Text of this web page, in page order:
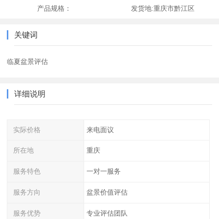
产品规格： 发货地:重庆市黔江区
关键词
临夏盆景评估
详细说明
实际价格 来电面议
所在地 重庆
服务特色 一对一服务
服务方向 盆景价值评估
服务优势 专业评估团队